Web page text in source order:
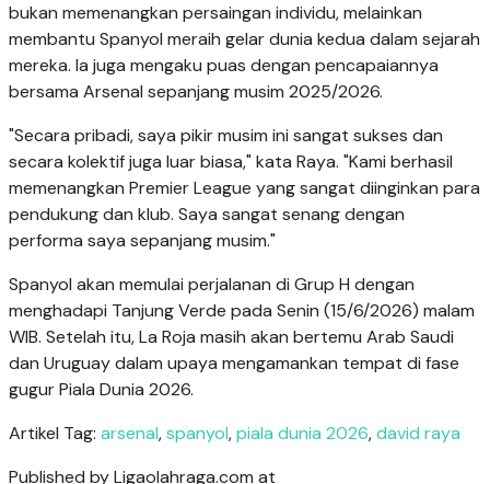
bukan memenangkan persaingan individu, melainkan
membantu Spanyol meraih gelar dunia kedua dalam sejarah
mereka. Ia juga mengaku puas dengan pencapaiannya
bersama Arsenal sepanjang musim 2025/2026.
"Secara pribadi, saya pikir musim ini sangat sukses dan
secara kolektif juga luar biasa," kata Raya. "Kami berhasil
memenangkan Premier League yang sangat diinginkan para
pendukung dan klub. Saya sangat senang dengan
performa saya sepanjang musim."
Spanyol akan memulai perjalanan di Grup H dengan
menghadapi Tanjung Verde pada Senin (15/6/2026) malam
WIB. Setelah itu, La Roja masih akan bertemu Arab Saudi
dan Uruguay dalam upaya mengamankan tempat di fase
gugur Piala Dunia 2026.
Artikel Tag: arsenal,spanyol,piala dunia 2026,david raya
Published by Ligaolahraga.com at